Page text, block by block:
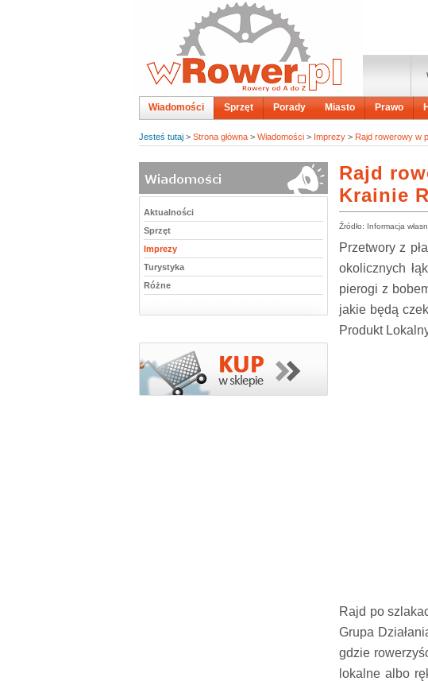
Wiadomości Sprzęt Porady Miasto Prawo
Jesteś tutaj > Strona główna > Wiadomości > Imprezy > Rajd rowerowy w
Aktualności
Sprzęt
Imprezy
Turystyka
Różne
Rajd
Krainie
Źródło: Informacja
Przetwory z
okolicznych
pierogi z
jakie będą
Produkt
Rajd po
Grupa
gdzie
lokalne albo